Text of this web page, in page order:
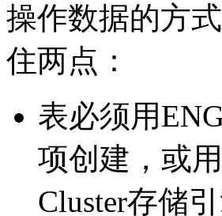
操作数据的方
住两点：
表必须用
项创建，或
Cluster存储